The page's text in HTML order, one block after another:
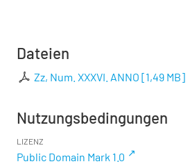
Dateien
Zz, Num. XXXVI. ANNO [1,49 MB]
Nutzungsbedingungen
LIZENZ
Public Domain Mark 1.0